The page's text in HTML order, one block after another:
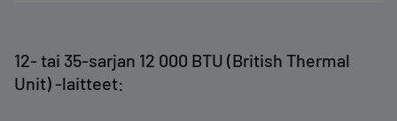
12- tai 35-sarjan 12 000 BTU (British Thermal
Unit) -laitteet: